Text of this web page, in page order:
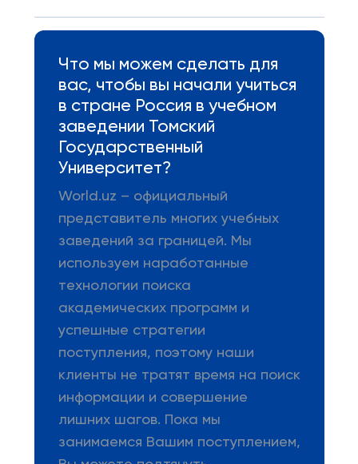
Что мы можем сделать для
вас, чтобы вы начали учиться
в стране Россия в учебном
заведении Томский
Государственный
Университет?
World.uz – официальный
представитель многих учебных
заведений за границей. Мы
используем наработанные
технологии поиска
академических программ и
успешные стратегии
поступления, поэтому наши
клиенты не тратят время на поиск
информации и совершение
лишних шагов. Пока мы
занимаемся Вашим поступлением,